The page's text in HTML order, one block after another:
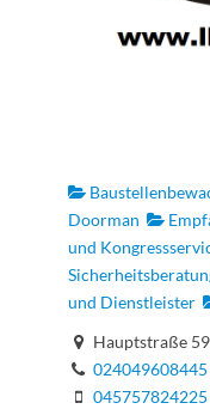
Doorman
und
und Dienstleister
Hauptstraße
024049608445
045757824225